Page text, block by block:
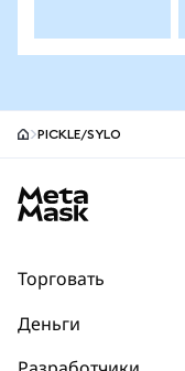
PICKLE/SYLO
Торговать
Деньги